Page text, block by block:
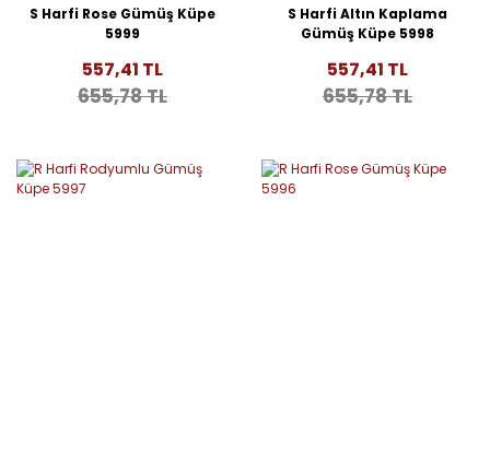
S Harfi Rose Gümüş Küpe
5999
557,41 TL
655,78 TL
S Harfi Altın Kaplama
Gümüş Küpe 5998
557,41 TL
655,78 TL